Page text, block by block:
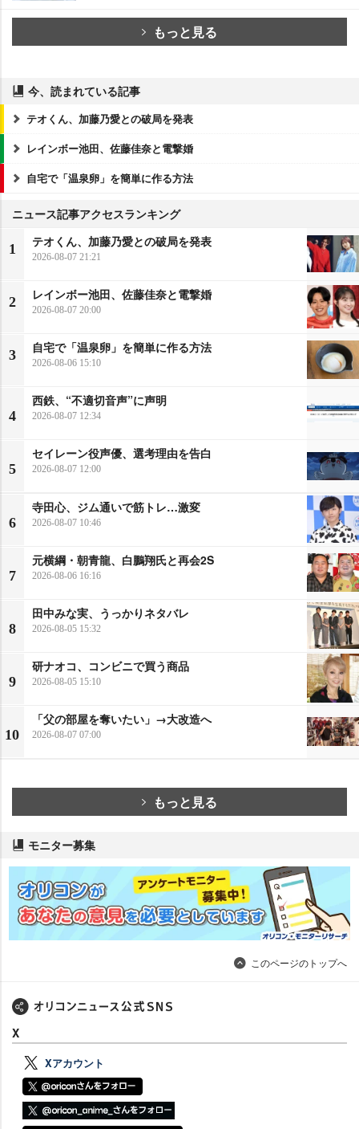
もっと見る
今、読まれている記事
テオくん、加藤乃愛との破局を発表
レインボー池田、佐藤佳奈と電撃婚
自宅で「温泉卵」を簡単に作る方法
ニュース記事アクセスランキング
1
テオくん、加藤乃愛との破局を発表
2026-08-07 21:21
2
レインボー池田、佐藤佳奈と電撃婚
2026-08-07 20:00
3
自宅で「温泉卵」を簡単に作る方法
2026-08-06 15:10
4
西鉄、“不適切音声”に声明
2026-08-07 12:34
5
セイレーン役声優、選考理由を告白
2026-08-07 12:00
6
寺田心、ジム通いで筋トレ…激変
2026-08-07 10:46
7
元横綱・朝青龍、白鵬翔氏と再会2S
2026-08-06 16:16
8
田中みな実、うっかりネタバレ
2026-08-05 15:32
9
研ナオコ、コンビニで買う商品
2026-08-05 15:10
10
「父の部屋を奪いたい」→大改造へ
2026-08-07 07:00
もっと見る
モニター募集
このページのトップへ
X
Xアカウント